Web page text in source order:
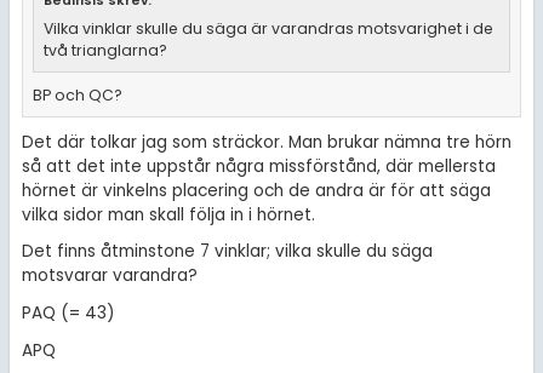
Vilka vinklar skulle du säga är varandras motsvarighet i de
två trianglarna?
BP och QC?
Det där tolkar jag som sträckor. Man brukar nämna tre hörn
så att det inte uppstår några missförstånd, där mellersta
hörnet är vinkelns placering och de andra är för att säga
vilka sidor man skall följa in i hörnet.
Det finns åtminstone 7 vinklar; vilka skulle du säga
motsvarar varandra?
PAQ (= 43)
APQ